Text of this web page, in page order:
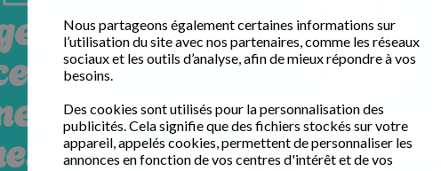
Nous partageons également certaines informations sur
l’utilisation du site avec nos partenaires, comme les réseaux
sociaux et les outils d’analyse, afin de mieux répondre à vos
besoins.
Des cookies sont utilisés pour la personnalisation des
publicités. Cela signifie que des fichiers stockés sur votre
appareil, appelés cookies, permettent de personnaliser les
annonces en fonction de vos centres d'intérêt et de vos
de
à la
à Lille
Thierry
Ponthieux